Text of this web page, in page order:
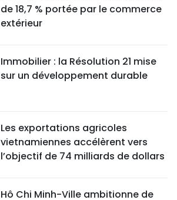
de 18,7 % portée par le commerce
extérieur
Immobilier : la Résolution 21 mise
sur un développement durable
Les exportations agricoles
vietnamiennes accélèrent vers
l’objectif de 74 milliards de dollars
Hô Chi Minh-Ville ambitionne de